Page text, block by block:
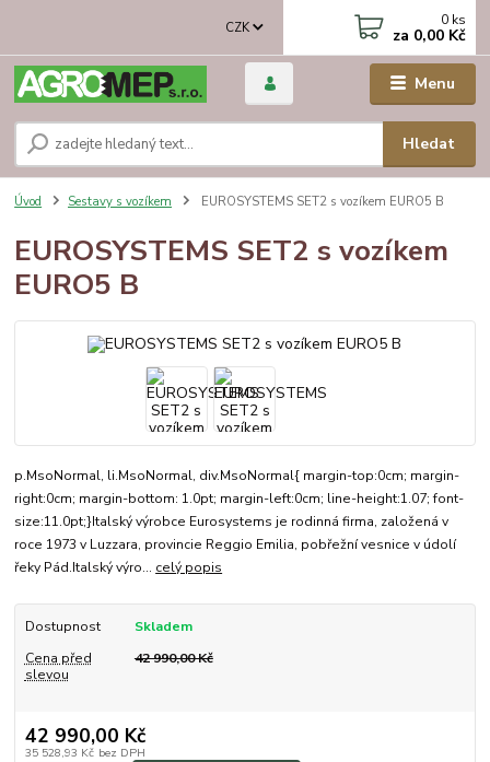
Menu
CZK
Hledat
0 ks
za 0,00 Kč
Úvod Sestavy s vozíkem EUROSYSTEMS SET2 s vozíkem EURO5 B
EUROSYSTEMS SET2 s vozíkem
EURO5 B
p.MsoNormal, li.MsoNormal, div.MsoNormal{ margin-top:0cm; margin-
right:0cm; margin-bottom: 1.0pt; margin-left:0cm; line-height:1.07; font-
size:11.0pt;}Italský výrobce Eurosystems je rodinná firma, založená v
roce 1973 v Luzzara, provincie Reggio Emilia, pobřežní vesnice v údolí
řeky Pád.Italský výro... celý popis
Dostupnost
Skladem
Cena před
slevou
42 990,00 Kč
42 990,00 Kč
35 528,93 Kč bez DPH